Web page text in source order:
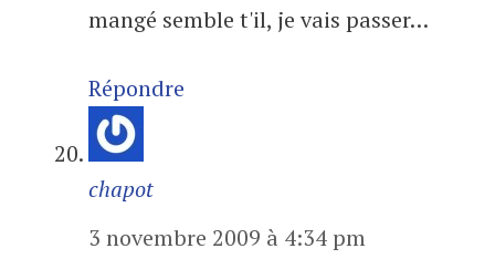
mangé semble t'il, je vais passer…
Répondre
chapot
3 novembre 2009 à 4:34 pm